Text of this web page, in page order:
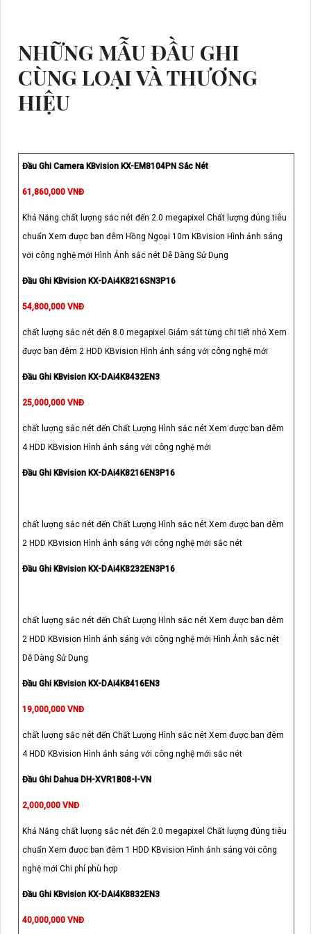
NHỮNG MẪU ĐẦU GHI
CÙNG LOẠI VÀ THƯƠNG
HIỆU
Đầu Ghi Camera KBvision KX-EM8104PN Sắc Nét
61,860,000 VNĐ
Khả Năng chất lượng sắc nét đến 2.0 megapixel Chất lượng đúng tiêu
chuẩn Xem được ban đêm Hồng Ngoại 10m KBvision Hình ảnh sáng
với công nghệ mới Hình Ảnh sắc nét Dễ Dàng Sử Dụng
Đầu Ghi KBvision KX-DAi4K8216SN3P16
54,800,000 VNĐ
chất lượng sắc nét đến 8.0 megapixel Giám sát từng chi tiết nhỏ Xem
được ban đêm 2 HDD KBvision Hình ảnh sáng với công nghệ mới
Đầu Ghi KBvision KX-DAi4K8432EN3
25,000,000 VNĐ
chất lượng sắc nét đến Chất Lượng Hình sắc nét Xem được ban đêm
4 HDD KBvision Hình ảnh sáng với công nghệ mới
Đầu Ghi KBvision KX-DAi4K8216EN3P16
chất lượng sắc nét đến Chất Lượng Hình sắc nét Xem được ban đêm
2 HDD KBvision Hình ảnh sáng với công nghệ mới sắc nét
Đầu Ghi KBvision KX-DAi4K8232EN3P16
chất lượng sắc nét đến Chất Lượng Hình sắc nét Xem được ban đêm
2 HDD KBvision Hình ảnh sáng với công nghệ mới Hình Ảnh sắc nét
Dễ Dàng Sử Dụng
Đầu Ghi KBvision KX-DAi4K8416EN3
19,000,000 VNĐ
chất lượng sắc nét đến Chất Lượng Hình sắc nét Xem được ban đêm
4 HDD KBvision Hình ảnh sáng với công nghệ mới sắc nét
Đầu Ghi Dahua DH-XVR1B08-I-VN
2,000,000 VNĐ
Khả Năng chất lượng sắc nét đến 2.0 megapixel Chất lượng đúng tiêu
chuẩn Xem được ban đêm 1 HDD KBvision Hình ảnh sáng với công
nghệ mới Chi phí phù hợp
Đầu Ghi KBvision KX-DAi4K8832EN3
40,000,000 VNĐ